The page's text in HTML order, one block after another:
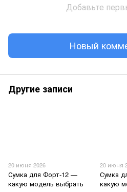
Добавьте
Новый
Другие записи
20 июня 2026
Сумка для Форт-12 —
какую модель выбрать
20 июня
Сумка
какую